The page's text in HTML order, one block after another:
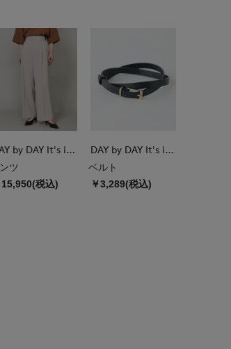
DAY by DAY It's international
ツ
15,950(税込)
DAY by DAY It's international
ベルト
￥3,289(税込)